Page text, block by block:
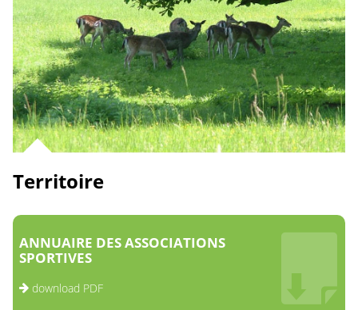
Territoire
ANNUAIRE DES ASSOCIATIONS
SPORTIVES
download PDF